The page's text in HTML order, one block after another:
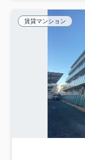
賃貸マンション